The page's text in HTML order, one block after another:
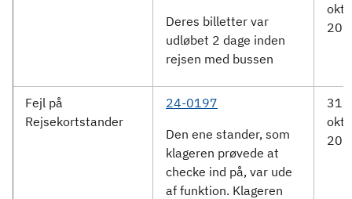
Deres billetter var
udløbet 2 dage inden
rejsen med bussen
Fejl på
Rejsekortstander
24-0197
Den ene stander, som
klageren prøvede at
checke ind på, var ude
af funktion. Klageren
31.